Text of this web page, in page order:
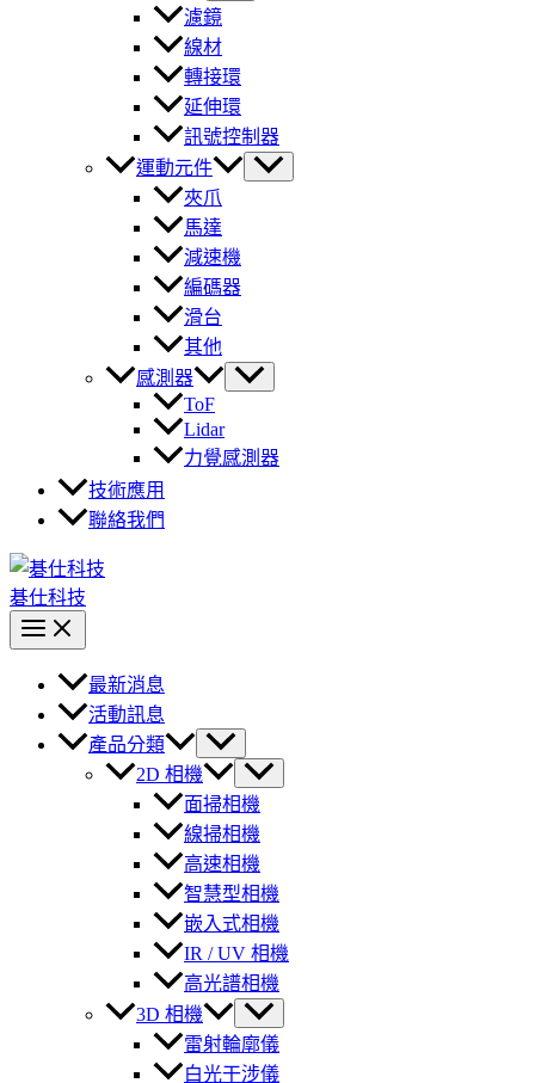
濾鏡
線材
轉接環
延伸環
訊號控制器
運動元件
夾爪
馬達
減速機
編碼器
滑台
其他
感測器
ToF
Lidar
力覺感測器
技術應用
聯絡我們
碁仕科技
最新消息
活動訊息
產品分類
2D 相機
面掃相機
線掃相機
高速相機
智慧型相機
嵌入式相機
IR / UV 相機
高光譜相機
3D 相機
雷射輪廓儀
白光干涉儀